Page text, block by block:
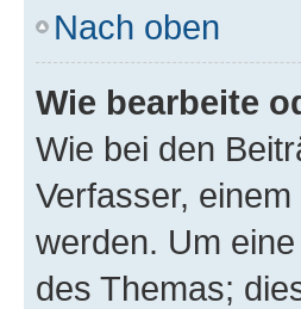
Nach oben
Wie bearbeite
Wie bei den
Verfasser,
werden. Um
des Themas;